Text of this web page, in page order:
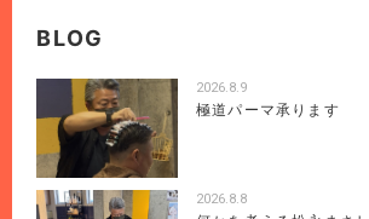
BLOG
2026.8.9
極道パーマ承ります
2026.8.8